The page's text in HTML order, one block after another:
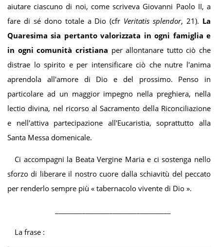
aiutare ciascuno di noi, come scriveva Giovanni Paolo II, a
fare di sé dono totale a Dio (cfr Veritatis splendor, 21). La
Quaresima sia pertanto valorizzata in ogni famiglia e
in ogni comunità cristiana per allontanare tutto ciò che
distrae lo spirito e per intensificare ciò che nutre l'anima
aprendola all'amore di Dio e del prossimo. Penso in
particolare ad un maggior impegno nella preghiera, nella
lectio divina, nel ricorso al Sacramento della Riconciliazione
e nell'attiva partecipazione all'Eucaristia, soprattutto alla
Santa Messa domenicale.
Ci accompagni la Beata Vergine Maria e ci sostenga nello
sforzo di liberare il nostro cuore dalla schiavitù del peccato
per renderlo sempre più « tabernacolo vivente di Dio ».
La frase :